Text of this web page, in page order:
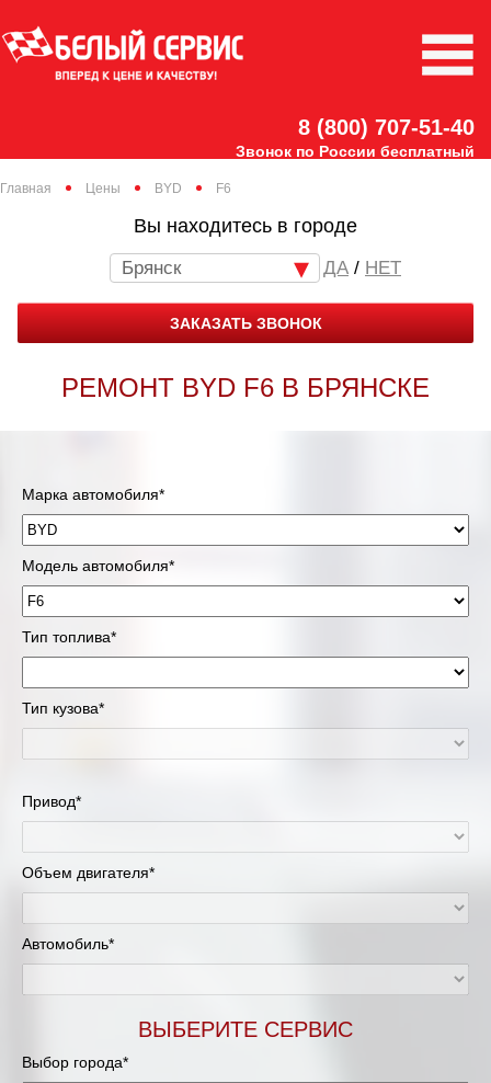
8 (800) 707-51-40
Звонок по России бесплатный
Главная Цены BYD F6
Вы находитесь в городе
Брянск / НЕТ
ЗАКАЗАТЬ ЗВОНОК
РЕМОНТ BYD F6 В БРЯНСКЕ
Марка автомобиля*
Модель автомобиля*
Тип топлива*
Тип кузова*
Привод*
Объем двигателя*
Автомобиль*
ВЫБЕРИТЕ СЕРВИС
Выбор города*